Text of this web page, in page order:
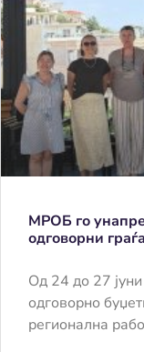
МРОБ го
одговорни
Од 24 до 27
одговорно
регионална